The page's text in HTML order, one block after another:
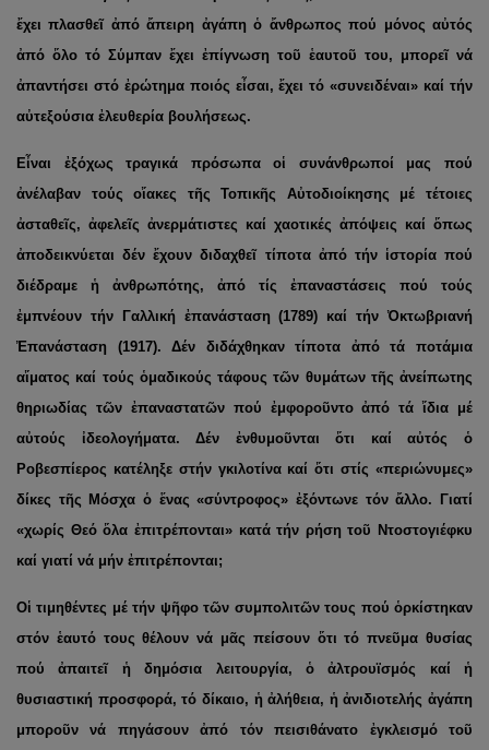
ἔχει πλασθεῖ ἀπό ἄπειρη ἀγάπη ὁ ἄνθρωπος πού μόνος αὐτός
ἀπό ὅλο τό Σύμπαν ἔχει ἐπίγνωση τοῦ ἑαυτοῦ του, μπορεῖ νά
ἀπαντήσει στό ἐρώτημα ποιός εἶσαι, ἔχει τό «συνειδέναι» καί τήν
αὐτεξούσια ἐλευθερία βουλήσεως.
Εἶναι ἐξόχως τραγικά πρόσωπα οἱ συνάνθρωποί μας πού
ἀνέλαβαν τούς οἴακες τῆς Τοπικῆς Αὐτοδιοίκησης μέ τέτοιες
ἀσταθεῖς, ἀφελεῖς ἀνερμάτιστες καί χαοτικές ἀπόψεις καί ὅπως
ἀποδεικνύεται δέν ἔχουν διδαχθεῖ τίποτα ἀπό τήν ἱστορία πού
διέδραμε ἡ ἀνθρωπότης, ἀπό τίς ἐπαναστάσεις πού τούς
ἐμπνέουν τήν Γαλλική ἐπανάσταση (1789) καί τήν Ὀκτωβριανή
Ἐπανάσταση (1917). Δέν διδάχθηκαν τίποτα ἀπό τά ποτάμια
αἵματος καί τούς ὁμαδικούς τάφους τῶν θυμάτων τῆς ἀνείπωτης
θηριωδίας τῶν ἐπαναστατῶν πού ἐμφοροῦντο ἀπό τά ἴδια μέ
αὐτούς ἰδεολογήματα. Δέν ἐνθυμοῦνται ὅτι καί αὐτός ὁ
Ροβεσπίερος κατέληξε στήν γκιλοτίνα καί ὅτι στίς «περιώνυμες»
δίκες τῆς Μόσχα ὁ ἕνας «σύντροφος» ἐξόντωνε τόν ἄλλο. Γιατί
«χωρίς Θεό ὅλα ἐπιτρέπονται» κατά τήν ρήση τοῦ Ντοστογιέφκυ
καί γιατί νά μήν ἐπιτρέπονται;
Οἱ τιμηθέντες μέ τήν ψῆφο τῶν συμπολιτῶν τους πού ὁρκίστηκαν
στόν ἑαυτό τους θέλουν νά μᾶς πείσουν ὅτι τό πνεῦμα θυσίας
πού ἀπαιτεῖ ἡ δημόσια λειτουργία, ὁ ἀλτρουϊσμός καί ἡ
θυσιαστική προσφορά, τό δίκαιο, ἡ ἀλήθεια, ἡ ἀνιδιοτελής ἀγάπη
μποροῦν νά πηγάσουν ἀπό τόν πεισιθάνατο ἐγκλεισμό τοῦ